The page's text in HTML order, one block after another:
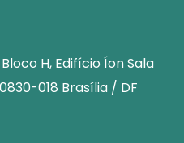
H, Edifício Íon Sala
018 Brasília / DF